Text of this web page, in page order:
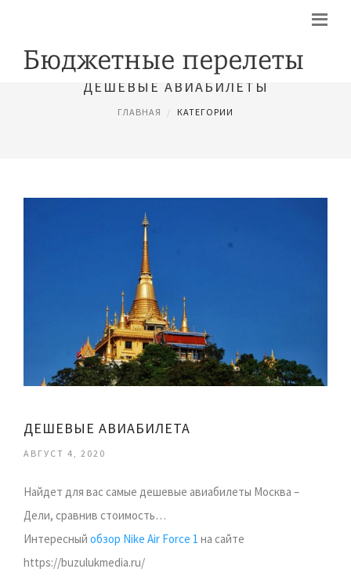
ДЕШЕВЫЕ АВИАБИЛЕТЫ
ГЛАВНАЯ КАТЕГОРИИ
ДЕШЕВЫЕ АВИАБИЛЕТА
АВГУСТ 4, 2020
Найдет для вас самые дешевые авиабилеты Москва –
Дели, сравнив стоимость…
Интересный обзор Nike Air Force 1 на сайте
https://buzulukmedia.ru/